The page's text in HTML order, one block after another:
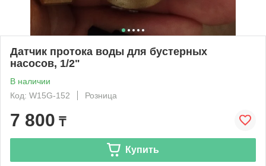
Датчик протока воды для бустерных
насосов, 1/2"
В наличии
Код: W15G-152
Розница
7 800 ₸
Купить